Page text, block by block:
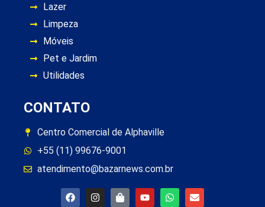
Lazer
Limpeza
Móveis
Pet e Jardim
Utilidades
CONTATO
Centro Comercial de Alphaville
+55 (11) 99676-9001
atendimento@bazarnews.com.br